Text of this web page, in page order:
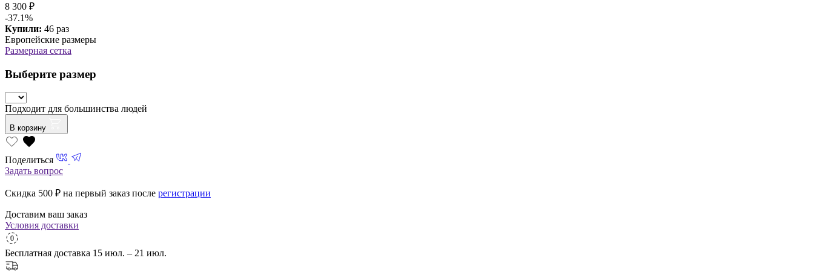
8 300 ₽
-37.1%
Купили: 46 раз
Европейские размеры
Размерная сетка
Выберите размер
Подходит для большинства людей
В корзину
Поделиться
Задать вопрос
Скидка 500 ₽ на первый заказ после регистрации
Доставим ваш заказ
Условия доставки
Бесплатная доставка 15 июл. – 21 июл.